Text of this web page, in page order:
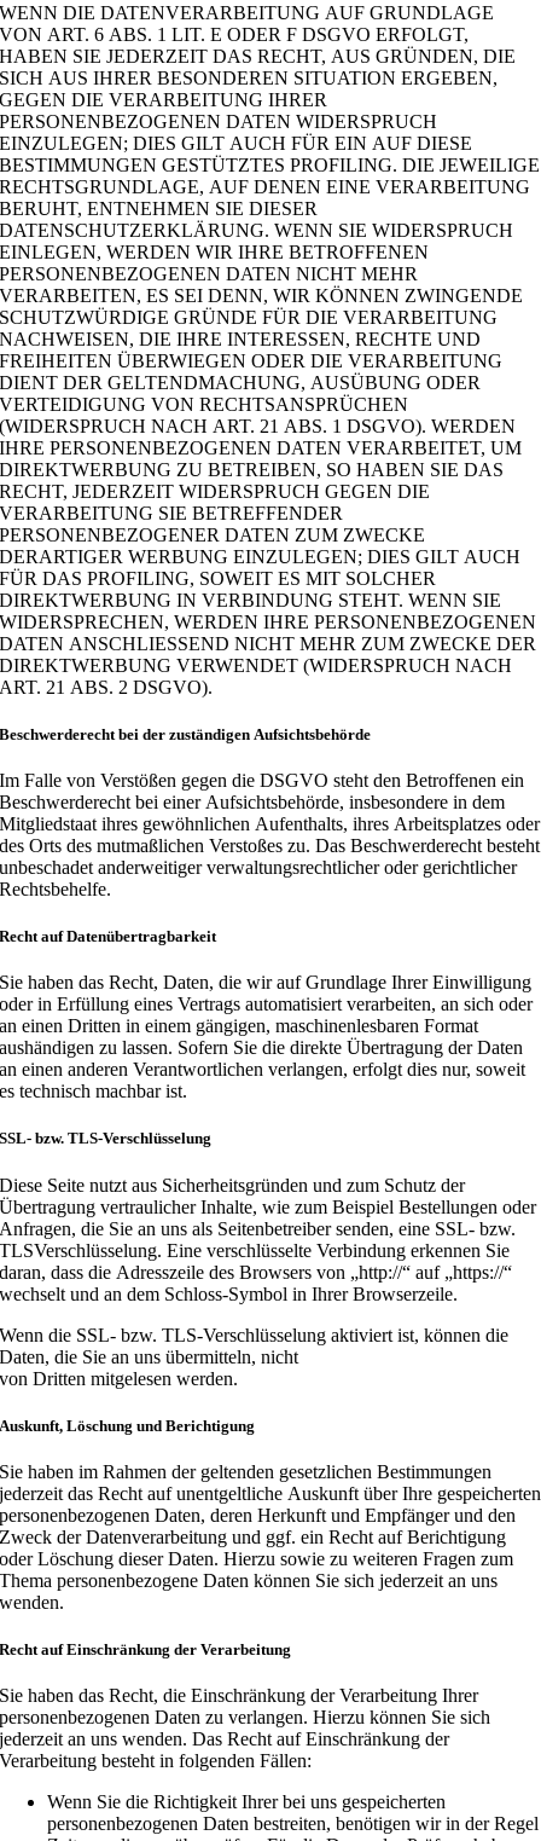
WENN DIE DATENVERARBEITUNG AUF GRUNDLAGE
VON ART. 6 ABS. 1 LIT. E ODER F DSGVO ERFOLGT,
HABEN SIE JEDERZEIT DAS RECHT, AUS GRÜNDEN, DIE
SICH AUS IHRER BESONDEREN SITUATION ERGEBEN,
GEGEN DIE VERARBEITUNG IHRER
PERSONENBEZOGENEN DATEN WIDERSPRUCH
EINZULEGEN; DIES GILT AUCH FÜR EIN AUF DIESE
BESTIMMUNGEN GESTÜTZTES PROFILING. DIE JEWEILIGE
RECHTSGRUNDLAGE, AUF DENEN EINE VERARBEITUNG
BERUHT, ENTNEHMEN SIE DIESER
DATENSCHUTZERKLÄRUNG. WENN SIE WIDERSPRUCH
EINLEGEN, WERDEN WIR IHRE BETROFFENEN
PERSONENBEZOGENEN DATEN NICHT MEHR
VERARBEITEN, ES SEI DENN, WIR KÖNNEN ZWINGENDE
SCHUTZWÜRDIGE GRÜNDE FÜR DIE VERARBEITUNG
NACHWEISEN, DIE IHRE INTERESSEN, RECHTE UND
FREIHEITEN ÜBERWIEGEN ODER DIE VERARBEITUNG
DIENT DER GELTENDMACHUNG, AUSÜBUNG ODER
VERTEIDIGUNG VON RECHTSANSPRÜCHEN
(WIDERSPRUCH NACH ART. 21 ABS. 1 DSGVO). WERDEN
IHRE PERSONENBEZOGENEN DATEN VERARBEITET, UM
DIREKTWERBUNG ZU BETREIBEN, SO HABEN SIE DAS
RECHT, JEDERZEIT WIDERSPRUCH GEGEN DIE
VERARBEITUNG SIE BETREFFENDER
PERSONENBEZOGENER DATEN ZUM ZWECKE
DERARTIGER WERBUNG EINZULEGEN; DIES GILT AUCH
FÜR DAS PROFILING, SOWEIT ES MIT SOLCHER
DIREKTWERBUNG IN VERBINDUNG STEHT. WENN SIE
WIDERSPRECHEN, WERDEN IHRE PERSONENBEZOGENEN
DATEN ANSCHLIESSEND NICHT MEHR ZUM ZWECKE DER
DIREKTWERBUNG VERWENDET (WIDERSPRUCH NACH
ART. 21 ABS. 2 DSGVO).
Beschwerderecht bei der zuständigen Aufsichtsbehörde
Im Falle von Verstößen gegen die DSGVO steht den Betroffenen ein
Beschwerderecht bei einer Aufsichtsbehörde, insbesondere in dem
Mitgliedstaat ihres gewöhnlichen Aufenthalts, ihres Arbeitsplatzes oder
des Orts des mutmaßlichen Verstoßes zu. Das Beschwerderecht besteht
unbeschadet anderweitiger verwaltungsrechtlicher oder gerichtlicher
Rechtsbehelfe.
Recht auf Datenübertragbarkeit
Sie haben das Recht, Daten, die wir auf Grundlage Ihrer Einwilligung
oder in Erfüllung eines Vertrags automatisiert verarbeiten, an sich oder
an einen Dritten in einem gängigen, maschinenlesbaren Format
aushändigen zu lassen. Sofern Sie die direkte Übertragung der Daten
an einen anderen Verantwortlichen verlangen, erfolgt dies nur, soweit
es technisch machbar ist.
SSL- bzw. TLS-Verschlüsselung
Diese Seite nutzt aus Sicherheitsgründen und zum Schutz der
Übertragung vertraulicher Inhalte, wie zum Beispiel Bestellungen oder
Anfragen, die Sie an uns als Seitenbetreiber senden, eine SSL- bzw.
TLSVerschlüsselung. Eine verschlüsselte Verbindung erkennen Sie
daran, dass die Adresszeile des Browsers von „http://“ auf „https://“
wechselt und an dem Schloss-Symbol in Ihrer Browserzeile.
Wenn die SSL- bzw. TLS-Verschlüsselung aktiviert ist, können die
Daten, die Sie an uns übermitteln, nicht
von Dritten mitgelesen werden.
Auskunft, Löschung und Berichtigung
Sie haben im Rahmen der geltenden gesetzlichen Bestimmungen
jederzeit das Recht auf unentgeltliche Auskunft über Ihre gespeicherten
personenbezogenen Daten, deren Herkunft und Empfänger und den
Zweck der Datenverarbeitung und ggf. ein Recht auf Berichtigung
oder Löschung dieser Daten. Hierzu sowie zu weiteren Fragen zum
Thema personenbezogene Daten können Sie sich jederzeit an uns
wenden.
Recht auf Einschränkung der Verarbeitung
Sie haben das Recht, die Einschränkung der Verarbeitung Ihrer
personenbezogenen Daten zu verlangen. Hierzu können Sie sich
jederzeit an uns wenden. Das Recht auf Einschränkung der
Verarbeitung besteht in folgenden Fällen:
Wenn Sie die Richtigkeit Ihrer bei uns gespeicherten
personenbezogenen Daten bestreiten, benötigen wir in der Regel